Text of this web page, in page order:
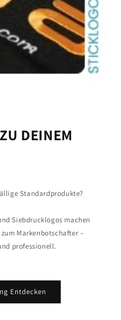
DEINEM
Standardprodukte?
Siebdrucklogos machen
Markenbotschafter –
professionell.
Entdecken